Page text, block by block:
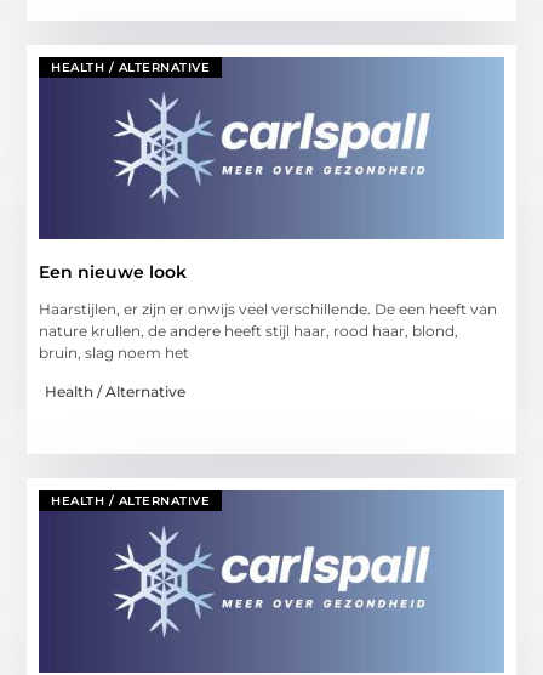
HEALTH / ALTERNATIVE
Een nieuwe look
Haarstijlen, er zijn er onwijs veel verschillende. De een heeft van
nature krullen, de andere heeft stijl haar, rood haar, blond,
bruin, slag noem het
Health / Alternative
HEALTH / ALTERNATIVE